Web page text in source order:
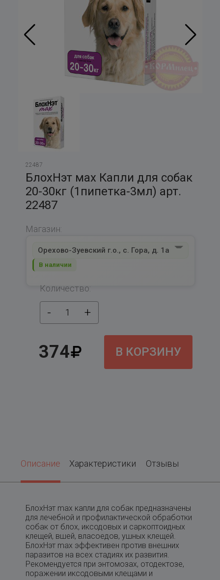
22487
БлохНэт мах Капли для собак
20-30кг (1пипетка-3мл) арт.
22487
Магазин:
Орехово-Зуевский г.о., с. Гора, д. 1а
В наличии
Количество:
- 1 +
374 В КОРЗИНУ
Описание Характеристики Отзывы
БлохНэт max капли для собак предназначены
для лечебной и профилактической обработки
собак от блох, иксодовых и саркоптоидных
клещей, вшей, власоедов, ушных клещей.
БлохНэт max эффективен против внешних
паразитов на всех стадиях их развития.
Рекомендуется при энтомозах, отодектозе,
поражении иксодовыми клещами и